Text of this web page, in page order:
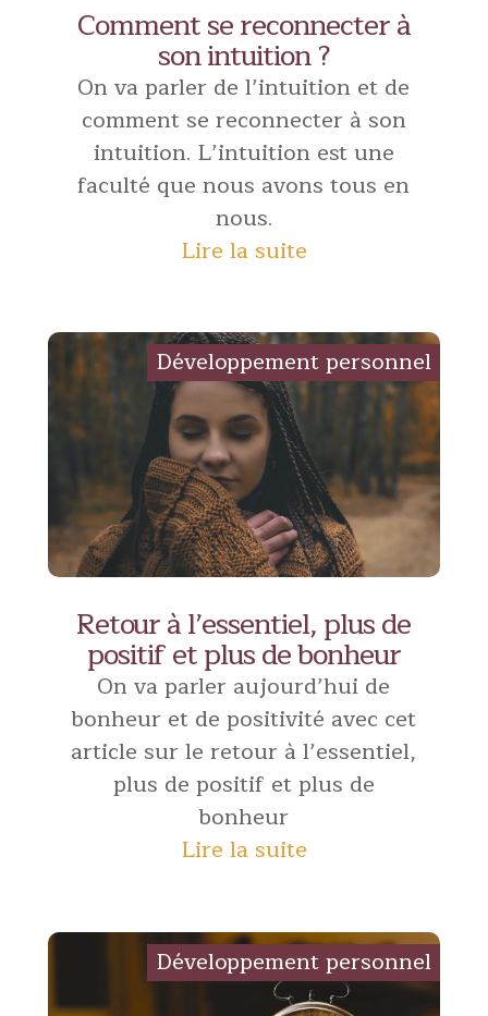
Comment se reconnecter à
son intuition ?
On va parler de l’intuition et de
comment se reconnecter à son
intuition. L’intuition est une
faculté que nous avons tous en
nous.
Lire la suite
Retour à l’essentiel, plus de
positif et plus de bonheur
On va parler aujourd’hui de
bonheur et de positivité avec cet
article sur le retour à l’essentiel,
plus de positif et plus de
bonheur
Lire la suite